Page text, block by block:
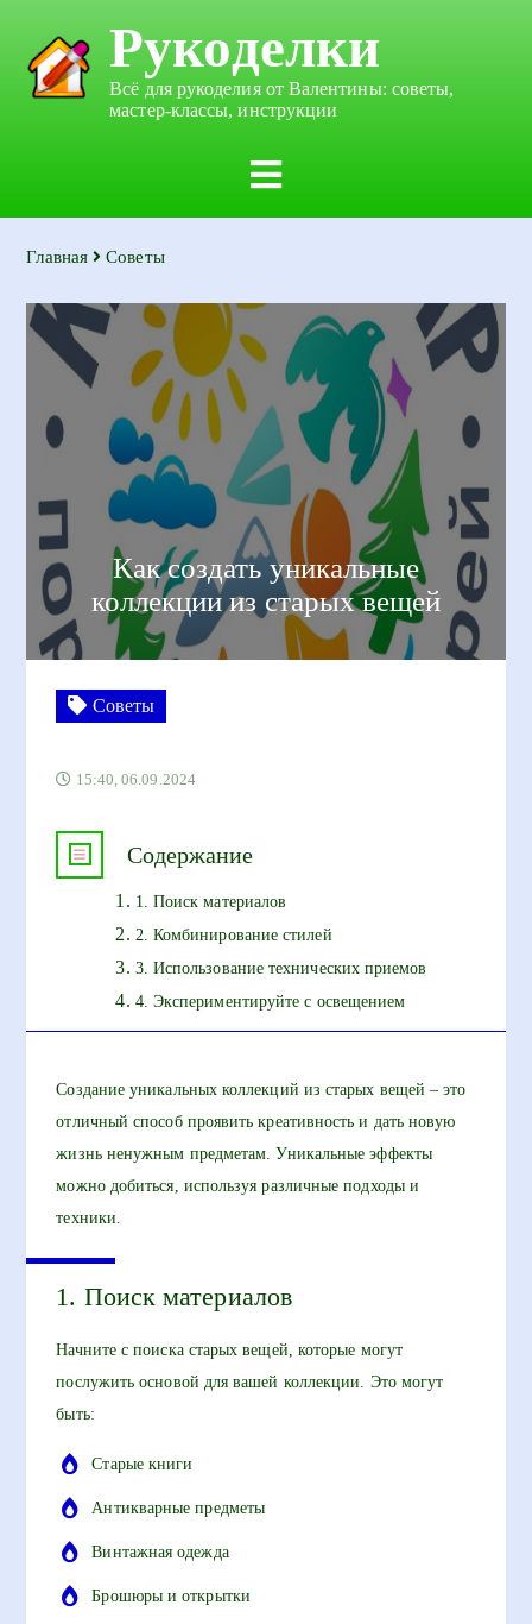
Рукоделки
Всё для рукоделия от Валентины: советы,
мастер-классы, инструкции
Главная Советы
Как создать уникальные
коллекции из старых вещей
Советы
15:40, 06.09.2024
Содержание
1. Поиск материалов
2. Комбинирование стилей
3. Использование технических приемов
4. Экспериментируйте с освещением
Создание уникальных коллекций из старых вещей – это
отличный способ проявить креативность и дать новую
жизнь ненужным предметам. Уникальные эффекты
можно добиться, используя различные подходы и
техники.
1. Поиск материалов
Начните с поиска старых вещей, которые могут
послужить основой для вашей коллекции. Это могут
быть:
Старые книги
Антикварные предметы
Винтажная одежда
Брошюры и открытки